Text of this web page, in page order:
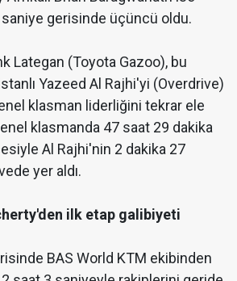
saniye gerisinde üçüncü oldu.
Lategan (Toyota Gazoo), bu
Yazeed Al Rajhi'yi (Overdrive)
klasman liderliğini tekrar ele
klasmanda 47 saat 29 dakika
Al Rajhi'nin 2 dakika 27
yer aldı.
ilk etap galibiyeti
BAS World KTM ekibinden